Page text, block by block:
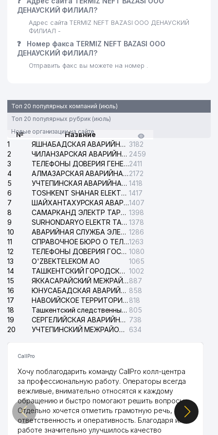
ДЕНАУСКИЙ ФИЛИАЛ?
Адрес сайта TERMIZ NEFT BAZASI ООО ДЕНАУСКИЙ
ФИЛИАЛ -
❓
Номер факса TERMIZ NEFT BAZASI ООО
ДЕНАУСКИЙ ФИЛИАЛ?
Отправить факс вы можете на номер .
Топ 20 популярных компаний (июль)
Топ 20 популярных рубрик (июль)
Новые организации на сайте
№
Назвние
1
ЯШНАБАДСКАЯ АВАРИЙНАЯ СЛУЖБА ЭЛЕКТРОСЕТИ 3182
2
ЧИЛАНЗАРСКАЯ АВАРИЙНАЯ СЛУЖБА ЭЛЕКТРОСЕТИ 2459
3
ТЕЛЕФОНЫ ДОВЕРИЯ ГЕНЕРАЛЬНОЙ ПРОКУРАТУРЫ РЕСПУБЛИКИ УЗБЕКИСТАН2411
4
АЛМАЗАРСКАЯ АВАРИЙНАЯ СЛУЖБА ЭЛЕКТРОСЕТИ2172
5
УЧТЕПИНСКАЯ АВАРИЙНАЯ СЛУЖБА ЭЛЕКТРОСЕТИ 1418
6
TOSHKENT SHAHAR ELEKTR TARMOQLARI KORXONASI АО 1417
7
ШАЙХАНТАХУРСКАЯ АВАРИЙНАЯ СЛУЖБА ЭЛЕКТРОСЕТИ1407
8
САМАРКАНД ЭЛЕКТР ТАРМОКЛАРИ АО 1398
9
SURHONDARYO ELEKTR TARMOKLARI АО 1378
10
АВАРИЙНАЯ СЛУЖБА ЭЛЕКТРОСЕТИ ТАШКЕНТСКОГО РАЙОНА 1286
11
СПРАВОЧНОЕ БЮРО О ТЕЛЕФОНАХ ОРГАНИЗАЦИЙ г. ТАШКЕНТА1263
12
ТЕЛЕФОНЫ ДОВЕРИЯ ГОСУДАРСТВЕННОГО ЦЕНТРА ТЕСТИРОВАНИЯ 1080
13
O'ZBEKTELEKOM АО
1065
14
ТАШКЕНТСКИЙ ГОРОДСКОЙ СУД ПО ГРАЖДАНСКИМ ДЕЛАМ 1002
15
ЯККАСАРАЙСКИЙ МЕЖРАЙОННЫЙ СУД ПО ГРАЖДАНСКИМ ДЕЛАМ887
16
ЮНУСАБАДСКАЯ АВАРИЙНАЯ СЛУЖБА ЭЛЕКТРОСЕТИ 858
17
НАВОИЙСКОЕ ТЕРРИТОРИАЛЬНОЕ ПРЕДПРИЯТИЕ ЭЛЕКТРОСЕТИ АО 818
18
Ташкентский следственный изолятор 805
19
СЕРГЕЛИЙСКАЯ АВАРИЙНАЯ СЛУЖБА ЭЛЕКТРОСЕТИ 738
20
УЧТЕПИНСКИЙ МЕЖРАЙОННЫЙ СУД ПО ГРАЖДАНСКИМ ДЕЛАМ 634
CallPro
Хочу поблагодарить команду CallPro колл-центра
за профессиональную работу. Операторы всегда
вежливые, внимательно относятся к каждому
обращению и быстро помогают решить вопросы.
Отдельно хочется отметить грамотную речь,
ответственность и оперативность. Благодаря их
работе значительно улучшилось качество